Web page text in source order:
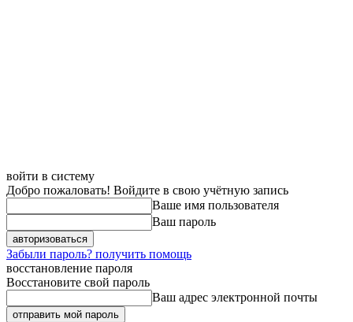
войти в систему
Добро пожаловать! Войдите в свою учётную запись
Ваше имя пользователя
Ваш пароль
Забыли пароль? получить помощь
восстановление пароля
Восстановите свой пароль
Ваш адрес электронной почты